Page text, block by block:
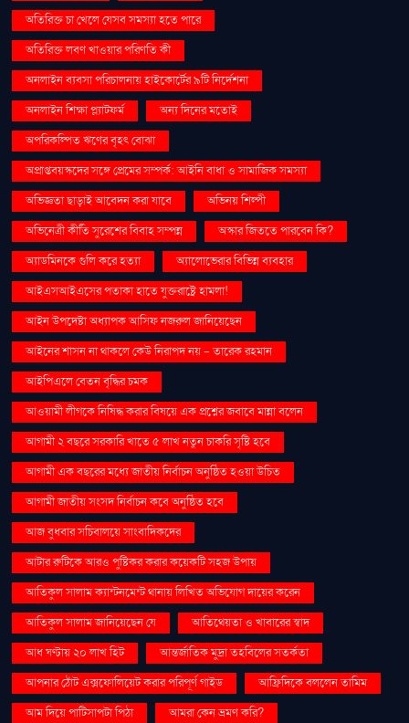
অতিরিক্ত চা খেলে যেসব সমস্যা হতে পারে
অতিরিক্ত লবণ খাওয়ার পরিণতি কী
অনলাইন ব্যবসা পরিচালনায় হাইকোর্টের ৯টি নির্দেশনা
অনলাইন শিক্ষা প্ল্যাটফর্ম
অন্য দিনের মতোই
অপরিকল্পিত ঋণের বৃহৎ বোঝা
অপ্রাপ্তবয়স্কদের সঙ্গে প্রেমের সম্পর্ক: আইনি বাধা ও সামাজিক সমস্যা
অভিজ্ঞতা ছাড়াই আবেদন করা যাবে
অভিনয় শিল্পী
অভিনেত্রী কীর্তি সুরেশের বিবাহ সম্পন্ন
অস্কার জিততে পারবেন কি?
অ্যাডমিনকে গুলি করে হত্যা
অ্যালোভেরার বিভিন্ন ব্যবহার
আইএসআইএসের পতাকা হাতে যুক্তরাষ্ট্রে হামলা!
আইন উপদেষ্টা অধ্যাপক আসিফ নজরুল জানিয়েছেন
আইনের শাসন না থাকলে কেউ নিরাপদ নয় - তারেক রহমান
আইপিএলে বেতন বৃদ্ধির চমক
আওয়ামী লীগকে নিষিদ্ধ করার বিষয়ে এক প্রশ্নের জবাবে মান্না বলেন
আগামী ২ বছরে সরকারি খাতে ৫ লাখ নতুন চাকরি সৃষ্টি হবে
আগামী এক বছরের মধ্যে জাতীয় নির্বাচন অনুষ্ঠিত হওয়া উচিত
আগামী জাতীয় সংসদ নির্বাচন কবে অনুষ্ঠিত হবে
আজ বুধবার সচিবালয়ে সাংবাদিকদের
আটার রুটিকে আরও পুষ্টিকর করার কয়েকটি সহজ উপায়
আতিকুল সালাম ক্যান্টনমেন্ট থানায় লিখিত অভিযোগ দায়ের করেন
আতিকুল সালাম জানিয়েছেন যে
আতিথেয়তা ও খাবারের স্বাদ
আধ ঘণ্টায় ২০ লাখ হিট
আন্তর্জাতিক মুদ্রা তহবিলের সতর্কতা
আপনার ঠোঁট এক্সফোলিয়েট করার পরিপূর্ণ গাইড
আফ্রিদিকে বললেন তামিম
আম দিয়ে পাটিসাপটা পিঠা
আমরা কেন ভ্রমণ করি?